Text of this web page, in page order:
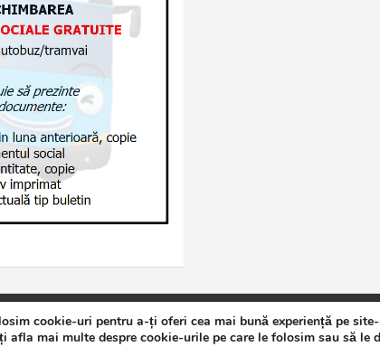
Politică de confidențialitate Theme by:Theme Horse
cookie-uri pentru a-ți oferi cea mai bună experiență pe
afla mai multe despre cookie-urile pe care le folosim sau să le